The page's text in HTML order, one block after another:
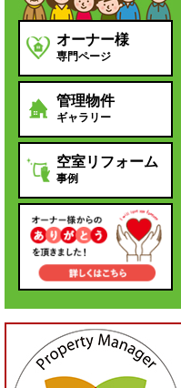
オーナー様
専門ページ
管理物件
ギャラリー
空室リフォーム
事例